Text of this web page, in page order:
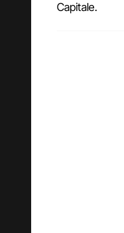
Capitale.